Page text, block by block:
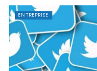
ENTREPRISE